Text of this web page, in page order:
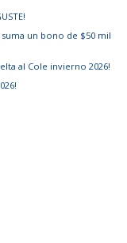
un bono de $50 mil
al Cole invierno 2026!